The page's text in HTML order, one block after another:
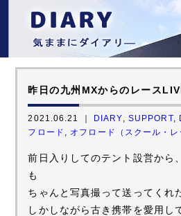
昨日の九州MXからのレース
2021.06.21 ｜ DIARY SUPPORT
フロード
オフロード（スクール・レ
前日入りしてのテント設営から
も
ちゃんと写真撮って送ってくれ
しかしながら古き携帯を愛用し